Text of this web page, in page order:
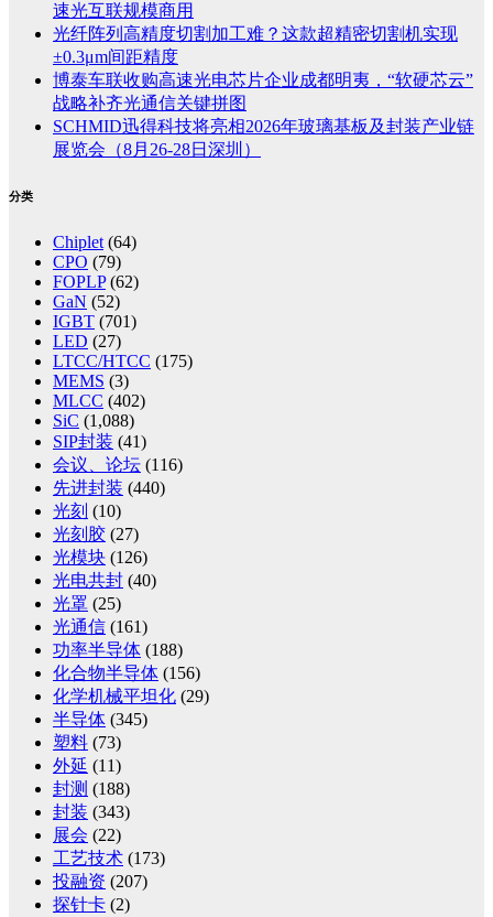
速光互联规模商用
光纤阵列高精度切割加工难？这款超精密切割机实现
±0.3μm间距精度
博泰车联收购高速光电芯片企业成都明夷，“软硬芯云”
战略补齐光通信关键拼图
SCHMID迅得科技将亮相2026年玻璃基板及封装产业链
展览会（8月26-28日深圳）
分类
Chiplet (64)
CPO (79)
FOPLP(62)
GaN (52)
IGBT (701)
LED (27)
LTCC/HTCC (175)
MEMS (3)
MLCC (402)
SiC (1,088)
SIP封装 (41)
会议、论坛 (116)
先进封装 (440)
光刻 (10)
光刻胶 (27)
光模块 (126)
光电共封 (40)
光罩 (25)
光通信 (161)
功率半导体 (188)
化合物半导体 (156)
化学机械平坦化 (29)
半导体 (345)
塑料 (73)
外延 (11)
封测 (188)
封装 (343)
展会 (22)
工艺技术 (173)
投融资 (207)
探针卡 (2)